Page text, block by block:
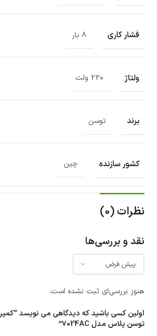
فشار کاری 8 بار
ولتاژ 220 ولت
برند توسن
کشور سازنده چین
نظرات (0)
نقد و بررسی‌ها
هنوز بررسی‌ای ثبت نشده است.
توسن پلاس مدل 7024AC”